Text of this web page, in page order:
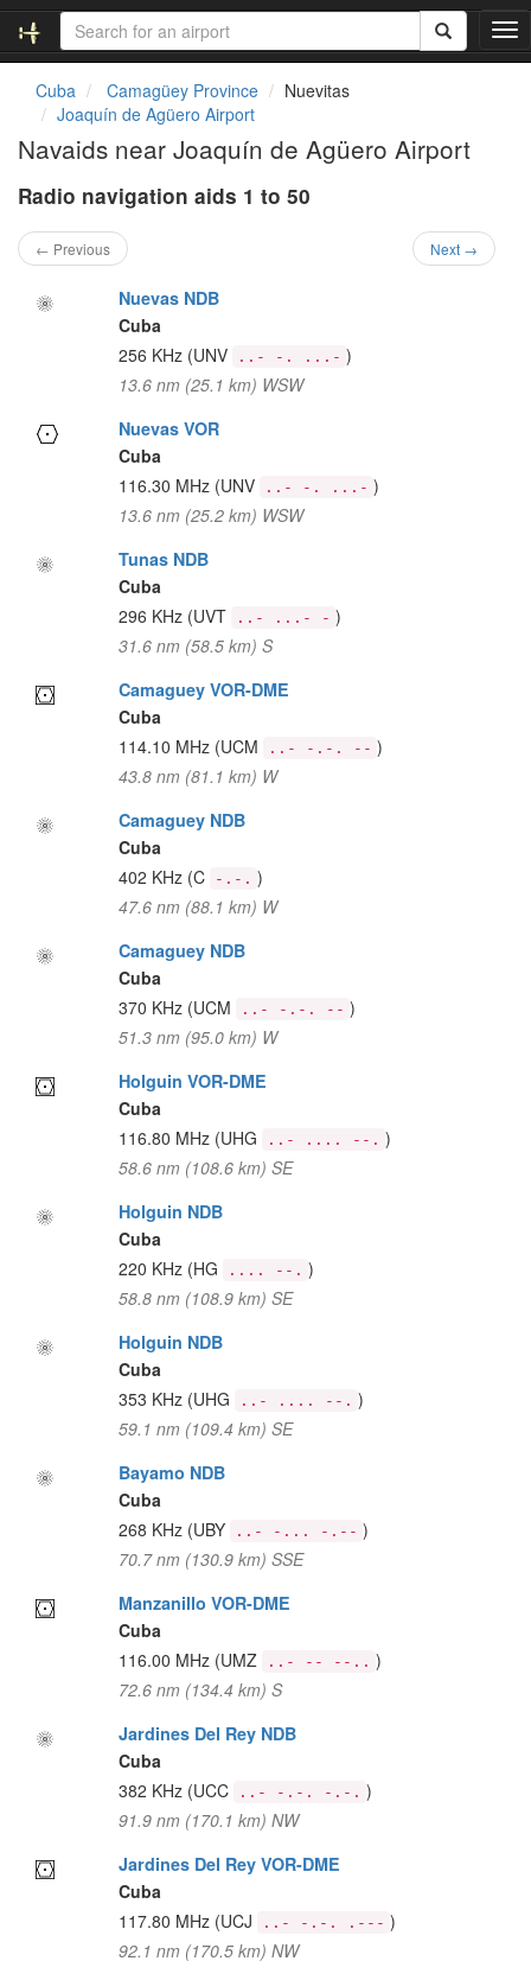
T
o
Cuba Camagüey Province
Nuevitas
Joaquín de Agüero Airport
Navaids near Joaquín de Agüero Airport
Radio navigation aids 1 to 50
← Previous Next →
Nuevas NDB
Cuba
256 KHz (UNV ..- -. ...- )
13.6 nm (25.1 km) WSW
Nuevas VOR
Cuba
116.30 MHz (UNV ..- -. ...- )
13.6 nm (25.2 km) WSW
Tunas NDB
Cuba
296 KHz (UVT ..- ...- - )
31.6 nm (58.5 km) S
Camaguey VOR-DME
Cuba
114.10 MHz (UCM ..- -.-. -- )
43.8 nm (81.1 km) W
Camaguey NDB
Cuba
402 KHz (C -.-. )
47.6 nm (88.1 km) W
Camaguey NDB
Cuba
370 KHz (UCM ..- -.-. -- )
51.3 nm (95.0 km) W
Holguin VOR-DME
Cuba
116.80 MHz (UHG ..- .... --. )
58.6 nm (108.6 km) SE
Holguin NDB
Cuba
220 KHz (HG .... --. )
58.8 nm (108.9 km) SE
Holguin NDB
Cuba
353 KHz (UHG ..- .... --. )
59.1 nm (109.4 km) SE
Bayamo NDB
Cuba
268 KHz (UBY ..- -... -.-- )
70.7 nm (130.9 km) SSE
Manzanillo VOR-DME
Cuba
116.00 MHz (UMZ ..- -- --.. )
72.6 nm (134.4 km) S
Jardines Del Rey NDB
Cuba
382 KHz (UCC ..- -.-. -.-. )
91.9 nm (170.1 km) NW
Jardines Del Rey VOR-DME
Cuba
117.80 MHz (UCJ ..- -.-. .--- )
92.1 nm (170.5 km) NW